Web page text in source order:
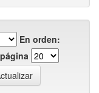
En orden: